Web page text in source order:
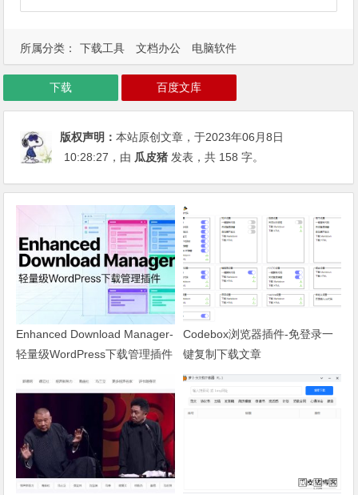
所属分类： 下载工具 文档办公 电脑软件
下载 百度文库
版权声明：本站原创文章，于2023年06月8日
10:28:27 ，由 瓜皮猪 发表，共 158 字。
Enhanced Download Manager-
轻量级WordPress下载管理插件
Codebox浏览器插件-免登录一
键复制下载文章